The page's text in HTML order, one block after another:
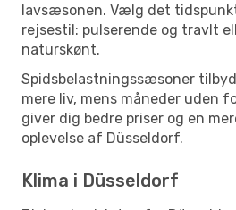
lavsæsonen. Vælg det
rejsestil: pulserende og travlt
naturskønt.
Spidsbelastningssæsoner
mere liv, mens måneder uden
giver dig bedre priser og en
oplevelse af Düsseldorf.
Klima i Düsseldorf